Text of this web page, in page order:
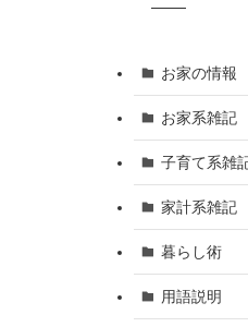
お家の情報
お家系雑記
子育て系雑
家計系雑記
暮らし術
用語説明